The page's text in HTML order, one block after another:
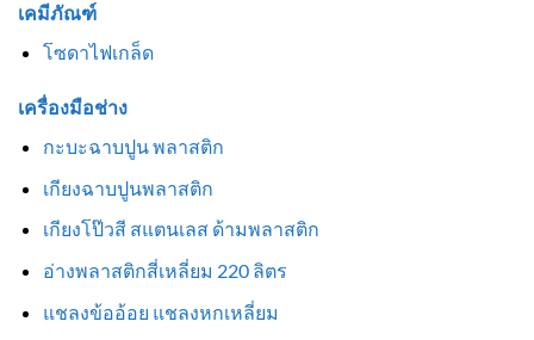
เคมีภัณฑ์
โซดาไฟเกล็ด
เครื่องมือช่าง
กะบะฉาบปูน พลาสติก
เกียงฉาบปูนพลาสติก
เกียงโป๊วสี สแตนเลส ด้ามพลาสติก
อ่างพลาสติกสี่เหลี่ยม 220 ลิตร
แชลงข้ออ้อย แชลงหกเหลี่ยม